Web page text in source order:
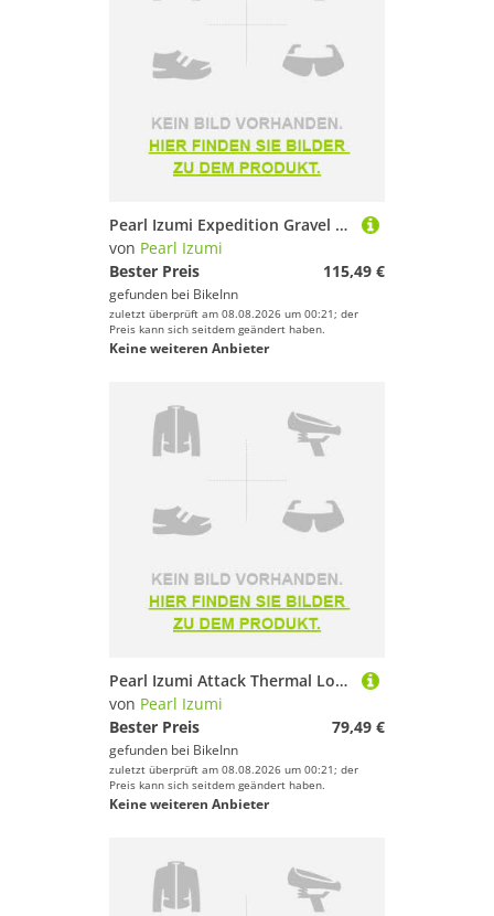
Pearl Izumi Expedition Gravel Shoes Schwarz EU 43 Frau
von Pearl Izumi
Bester Preis
115,49 €
gefunden bei BikeInn
zuletzt überprüft am 08.08.2026 um 00:21; der
Preis kann sich seitdem geändert haben.
Keine weiteren Anbieter
Pearl Izumi Attack Thermal Long Sleeve Jersey Schwarz M Mann
von Pearl Izumi
Bester Preis
79,49 €
gefunden bei BikeInn
zuletzt überprüft am 08.08.2026 um 00:21; der
Preis kann sich seitdem geändert haben.
Keine weiteren Anbieter